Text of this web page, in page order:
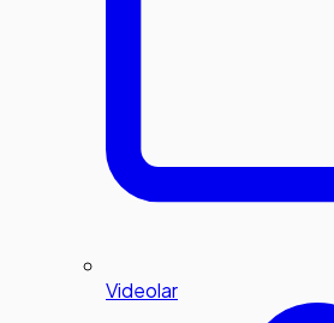
Videolar